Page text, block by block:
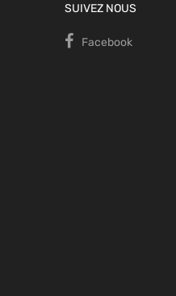
SUIVEZ NOUS
Facebook